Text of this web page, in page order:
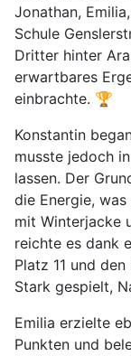
Jonathan,
Schule
Dritter hinter
erwartbares
einbrachte. 🏆
Konstantin
musste jedoch
lassen. Der
die Energie,
mit Winterjacke
reichte es dank
Platz 11 und
Stark gespielt,
Emilia erzielte
Punkten und